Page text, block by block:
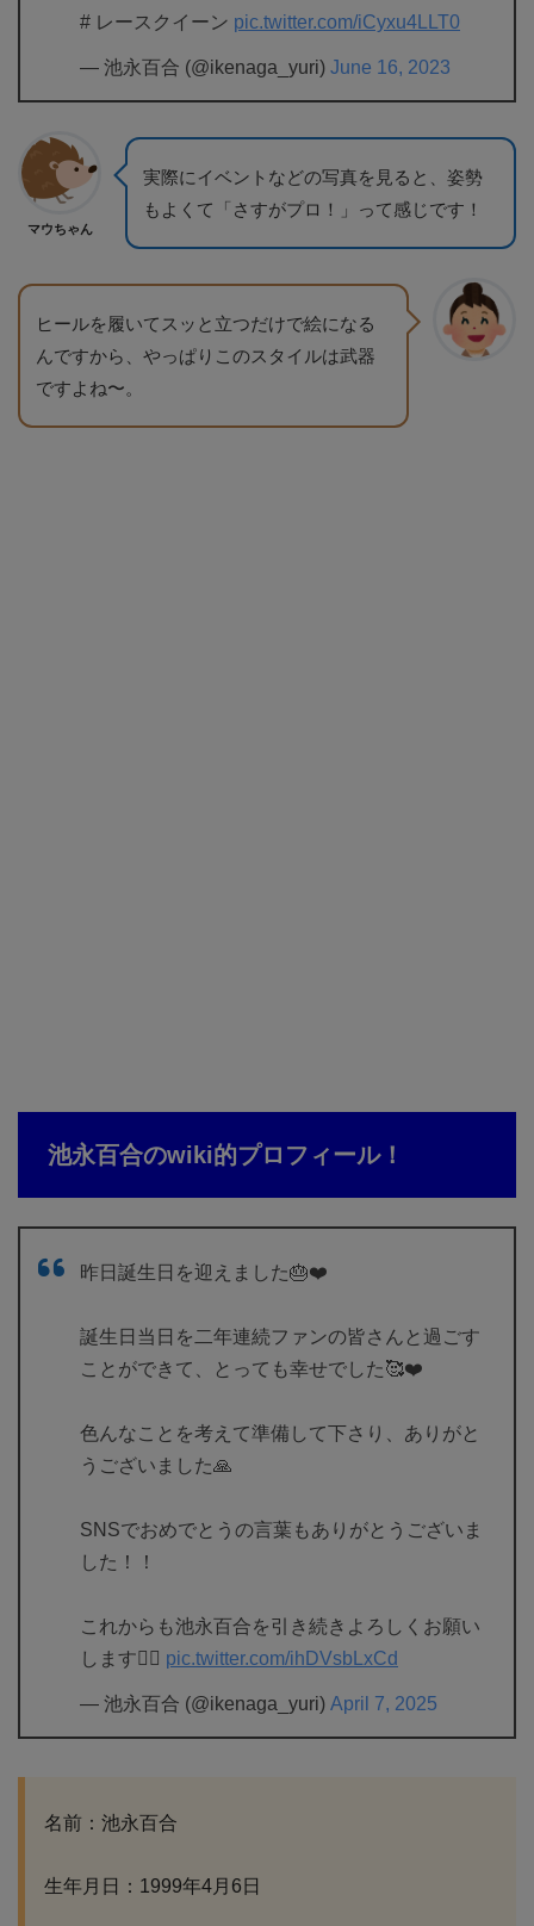
# レースクイーン pic.twitter.com/iCyxu4LLT0
— 池永百合 (@ikenaga_yuri) June 16, 2023
マウちゃん
実際にイベントなどの写真を見ると、姿勢
もよくて「さすがプロ！」って感じです！
ヒールを履いてスッと立つだけで絵になる
んですから、やっぱりこのスタイルは武器
ですよね〜。
池永百合のwiki的プロフィール！
昨日誕生日を迎えました🎂❤️
誕生日当日を二年連続ファンの皆さんと過ごす
ことができて、とっても幸せでした🥰❤️
色んなことを考えて準備して下さり、ありがと
うございました🙏
SNSでおめでとうの言葉もありがとうございま
した！！
これからも池永百合を引き続きよろしくお願い
します❤️‍🔥 pic.twitter.com/ihDVsbLxCd
— 池永百合 (@ikenaga_yuri) April 7, 2025
名前：池永百合
生年月日：1999年4月6日